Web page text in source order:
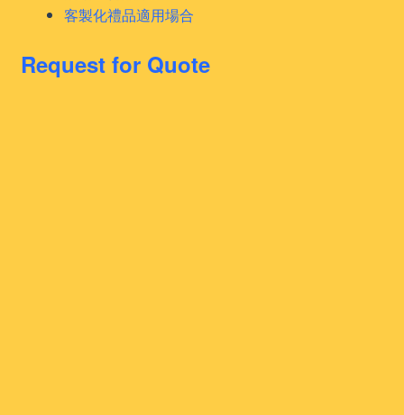
客製化禮品適用場合
Request for Quote